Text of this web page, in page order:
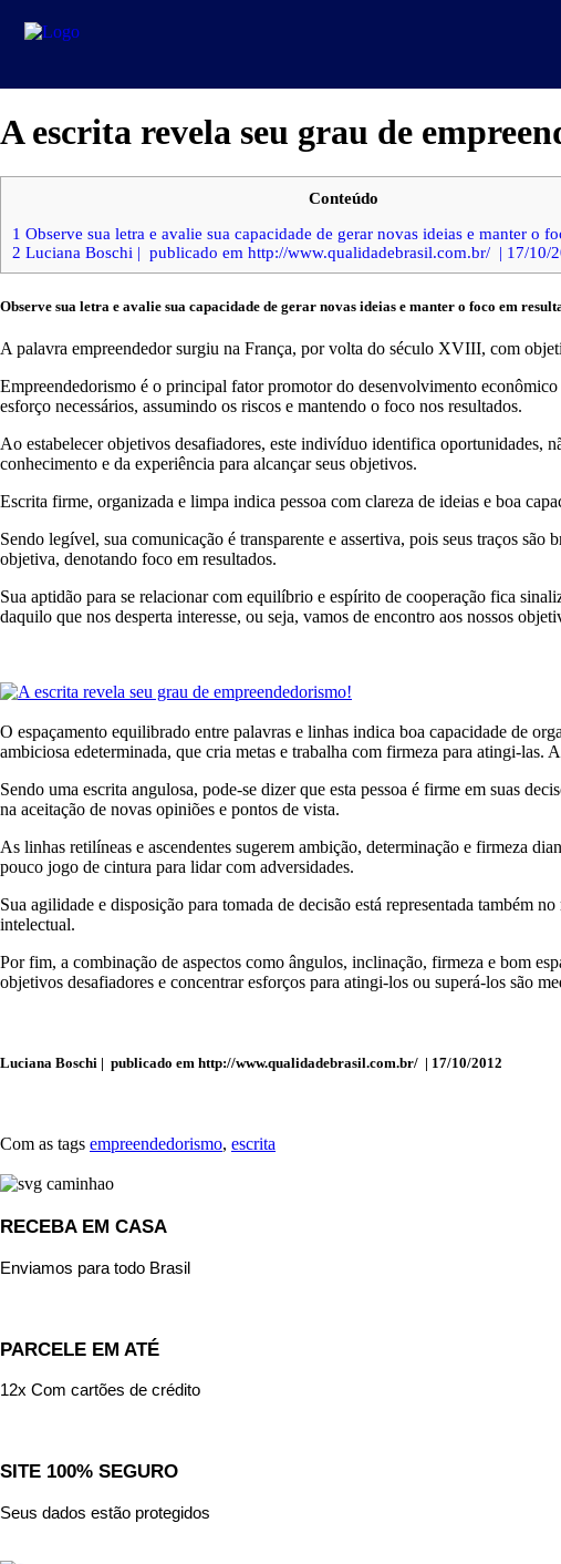
A escrita revela seu grau de
Conteúdo
1 Observe sua letra e avalie sua capacidade de gerar novas ideias e manter o
2 Luciana Boschi | publicado em http://www.qualidadebrasil.com.br/ | 17/10/
Observe sua letra e avalie sua capacidade de gerar novas ideias e manter o foco em
A palavra empreendedor surgiu na França, por volta do século XVIII, com
Empreendedorismo é o principal fator promotor do desenvolvimento
esforço necessários, assumindo os riscos e mantendo o foco nos resultados.
Ao estabelecer objetivos desafiadores, este indivíduo identifica oportunidades,
conhecimento e da experiência para alcançar seus objetivos.
Escrita firme, organizada e limpa indica pessoa com clareza de ideias e boa
Sendo legível, sua comunicação é transparente e assertiva, pois seus traços
objetiva, denotando foco em resultados.
Sua aptidão para se relacionar com equilíbrio e espírito de cooperação fica
daquilo que nos desperta interesse, ou seja, vamos de encontro aos nossos
O espaçamento equilibrado entre palavras e linhas indica boa capacidade de
ambiciosa edeterminada, que cria metas e trabalha com firmeza para atingi-las.
Sendo uma escrita angulosa, pode-se dizer que esta pessoa é firme em suas
na aceitação de novas opiniões e pontos de vista.
As linhas retilíneas e ascendentes sugerem ambição, determinação e firmeza
pouco jogo de cintura para lidar com adversidades.
Sua agilidade e disposição para tomada de decisão está representada também
intelectual.
Por fim, a combinação de aspectos como ângulos, inclinação, firmeza e bom
objetivos desafiadores e concentrar esforços para atingi-los ou superá-los são
Luciana Boschi | publicado em http://www.qualidadebrasil.com.br/ | 17/10/2012
Com as tags empreendedorismo, escrita
RECEBA EM CASA
Enviamos para todo Brasil
PARCELE EM ATÉ
12x Com cartões de crédito
SITE 100% SEGURO
Seus dados estão protegidos